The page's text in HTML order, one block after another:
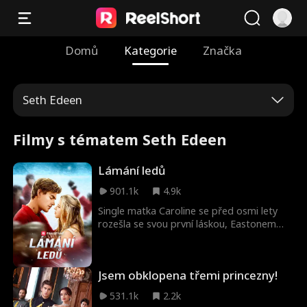
Domů Kategorie Značka
Seth Edeen
Filmy s tématem Seth Edeen
Lámání ledů
901.1k
4.9k
Single matka Caroline se před osmi lety
rozešla se svou první láskou, Eastonem
mu pravdu, nebo je na to příliš pozdě? Na
motivy knihy Shutout od Jami
Davenportové!
Jsem obklopena třemi princezny!
531.1k
2.2k